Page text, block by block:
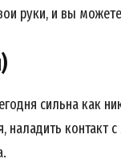
руки, и вы
сильна как
контакт